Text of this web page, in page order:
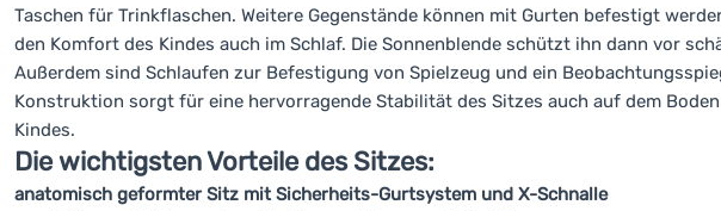
Taschen für Trinkflaschen. Weitere Gegenstände können mit Gurten befestigt
den Komfort des Kindes auch im Schlaf. Die Sonnenblende schützt ihn dann vor
Außerdem sind Schlaufen zur Befestigung von Spielzeug und ein
Konstruktion sorgt für eine hervorragende Stabilität des Sitzes auch auf dem
Kindes.
Die wichtigsten Vorteile des Sitzes:
anatomisch geformter Sitz mit Sicherheits-Gurtsystem und X-Schnalle